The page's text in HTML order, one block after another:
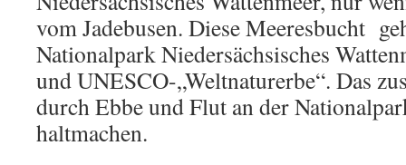
vom Jadebusen. Diese Meeresbucht
Nationalpark Niedersächsisches
und UNESCO-„Weltnaturerbe“. Das
durch Ebbe und Flut an der
haltmachen.